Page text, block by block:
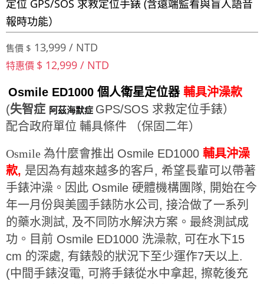
定位 GPS/SOS 求救定位手錶 (含遠端監看與盲人語音
報時功能）
售價 $ 13,999 / NTD
特惠價 $ 12,999 / NTD
Osmile ED1000 個人衛星定位器 輔具沖澡款
(失智症 阿茲海默症 GPS/SOS 求救定位手錶）
配合政府單位 輔具條件 （保固二年）
Osmile 為什麼會推出 Osmile ED1000 輔具沖澡
款, 是因為有越來越多的客戶, 希望長輩可以帶著
手錶沖澡。因此 Osmile 硬體機構團隊, 開始在今
年一月份與美國手錶防水公司, 接洽做了一系列
的藥水測試, 及不同防水解決方案。最終測試成
功。目前 Osmile ED1000 洗澡款, 可在水下15
cm 的深處, 有錶殼的狀況下至少運作7天以上.
(中間手錶沒電, 可將手錶從水中拿起, 擦乾後充